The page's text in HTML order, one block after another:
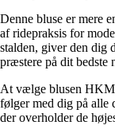
Denne bluse er mere
af ridepraksis for
stalden, giver den dig
præstere på dit bedste
At vælge blusen HKM
følger med dig på alle
der overholder de